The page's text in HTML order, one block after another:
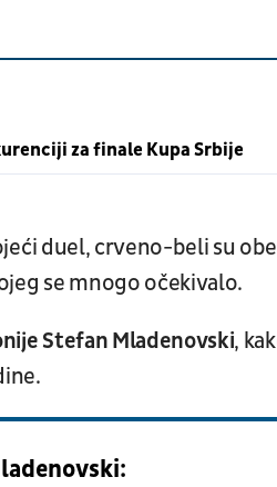
za finale Kupa Srbije
duel, crveno-beli su
se mnogo očekivalo.
Stefan Mladenovski,